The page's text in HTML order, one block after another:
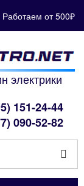
Работаем от 500₽
электрики
151-24-44
090-52-82